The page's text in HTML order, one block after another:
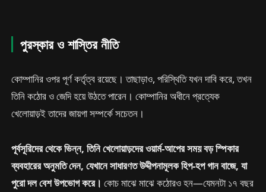
পুরস্কার ও শাস্তির নীতি
কোম্পানির ওপর পূর্ণ কর্তৃত্ব রয়েছে। তাছাড়াও, পরিস্থিতি যখন দাবি করে, তখন
তিনি কঠোর ও জেদি হয়ে উঠতে পারেন। কোম্পানির অধীনে প্রত্যেক
খেলোয়াড়ই তাদের জায়গা সম্পর্কে সচেতন।
পূর্বসূরিদের থেকে ভিন্ন, তিনি খেলোয়াড়দের ওয়ার্ম-আপের সময় বড় স্পিকার
ব্যবহারের অনুমতি দেন, যেখানে সাধারণত উদ্দীপনামূলক হিপ-হপ গান বাজে, যা
পুরো দল বেশ উপভোগ করে।কোচ মাঝে মাঝে কঠোরও হন—যেমনটা ১৭ বছর